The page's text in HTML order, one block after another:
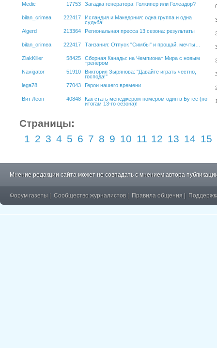
Medic
17753 Загадка генератора: Голкипер или Голеадор?
bilan_crimea
222417
Исландия и Македония: одна группа и одна
судьба!
Algerd
213364 Региональная пресса 13 сезона: результаты
bilan_crimea
222417 Танзания: Отпуск "Симбы" и прощай, мечты…
ZlakKiller
58425
Сборная Канады: на Чемпионат Мира с новым
тренером
Navigator
51910
Виктория Зырянова: "Давайте играть честно,
господа!"
lega78
77043 Герои нашего времени
Вит Леон
40848
Как стать менеджером номером один в Бутсе (по
итогам 13-го сезона)!
Страницы:
1 2 3 4 5 6 7 8 9 10 11 12 13 14 15
Мнение редакции сайта может не совпадать с мнением автора
Форум газеты Сообщество журналистов Правила общения
�